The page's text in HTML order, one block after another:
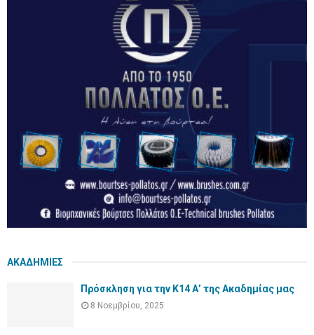
ΑΚΑΔΗΜΙΕΣ
Πρόσκληση για την Κ14 Α’ της Ακαδημίας μας
8 Νοεμβρίου, 2025